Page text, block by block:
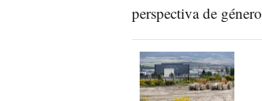
perspectiva de